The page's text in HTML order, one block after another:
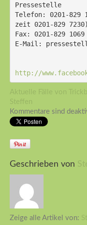
Pressestelle
Telefon: 0201-829
zeit 0201-829 7230)
Fax: 0201-829 1069
E-Mail:
http://
Aktuelle Fälle von
Steffen
Kommentare sind
Geschrieben von
Zeige alle Artikel von: